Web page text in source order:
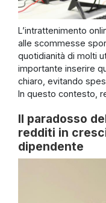
L’intrattenimento
alle scommesse
quotidianità di molti
importante inserire
chiaro, evitando
In questo contesto,
Il paradosso
redditi in
dipendente